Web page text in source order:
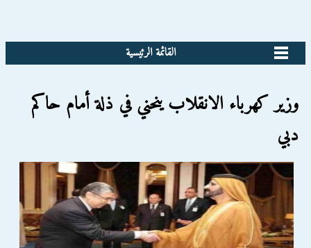
القائمة الرئيسية
وزير كهرباء الانقلاب ينحني في ذلة أمام حاكم
دبي